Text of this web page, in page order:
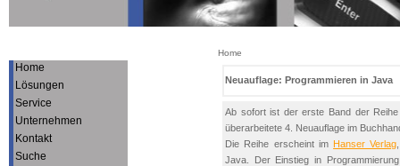
Home
Home
Lösungen
Service
Unternehmen
Kontakt
Suche
Neuauflage: Programmieren in Java
Ab sofort ist der erste Band der
überarbeitete 4. Neuauflage im
Die Reihe erscheint im Hanser Verlag
Java. Der Einstieg in